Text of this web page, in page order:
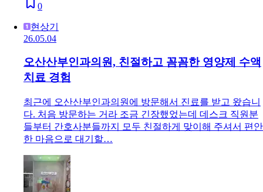
0
현상기
26.05.04
오산산부인과의원, 친절하고 꼼꼼한 영양제 수액
치료 경험
최근에 오산산부인과의원에 방문해서 진료를 받고 왔습니
다. 처음 방문하는 거라 조금 긴장했었는데 데스크 직원분
들부터 간호사분들까지 모두 친절하게 맞이해 주셔서 편안
한 마음으로 대기할…